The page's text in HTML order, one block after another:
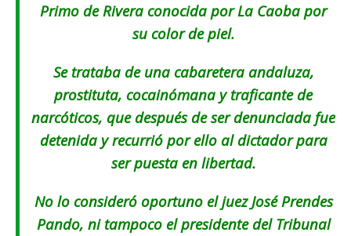
Primo de Rivera conocida por La Caoba por
su color de piel.
Se trataba de una cabaretera andaluza,
prostituta, cocainómana y traficante de
narcóticos, que después de ser denunciada fue
detenida y recurrió por ello al dictador para
ser puesta en libertad.
No lo consideró oportuno el juez José Prendes
Pando, ni tampoco el presidente del Tribunal